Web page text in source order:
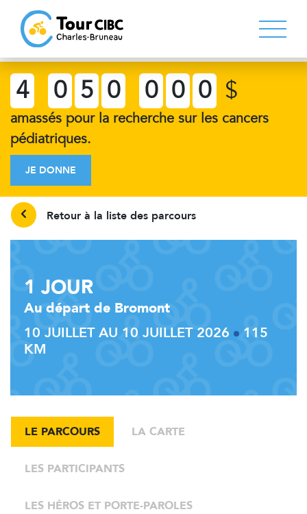
4 0 5 0 0 0 0 $
amassés pour la recherche sur les cancers
pédiatriques.
JE DONNE
Retour à la liste des parcours
1 JOUR
Au départ de Bromont
10 JUILLET AU 10 JUILLET 2026
115
KM
LE PARCOURS LA CARTE
LES PARTICIPANTS
LES HÉROS ET PORTE-PAROLES